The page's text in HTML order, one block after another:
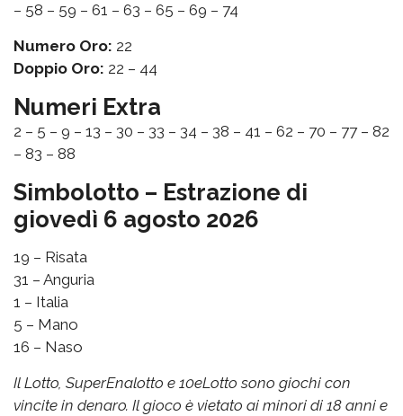
– 58 – 59 – 61 – 63 – 65 – 69 – 74
Numero Oro: 22
Doppio Oro: 22 – 44
Numeri Extra
2 – 5 – 9 – 13 – 30 – 33 – 34 – 38 – 41 – 62 – 70 – 77 – 82
– 83 – 88
Simbolotto – Estrazione di
giovedì 6 agosto 2026
19 – Risata
31 – Anguria
1 – Italia
5 – Mano
16 – Naso
Il Lotto, SuperEnalotto e 10eLotto sono giochi con
vincite in denaro. Il gioco è vietato ai minori di 18 anni e